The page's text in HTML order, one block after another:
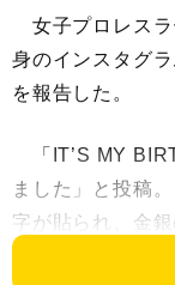
女子プロレスラ
身のインスタグ
を報告した。
「IT’S MY
ました」と投稿
字が貼られ、金
に、「HAPPY